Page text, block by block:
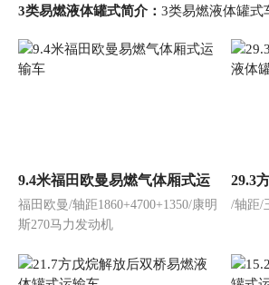
3类易燃液体罐式简介： 3类易燃液体罐式
9.4米福田欧曼易燃气体厢式运
输车
福田欧曼/轴距1860+4700+1350/康明
斯270马力发动机
29.3
体罐
/轴距/